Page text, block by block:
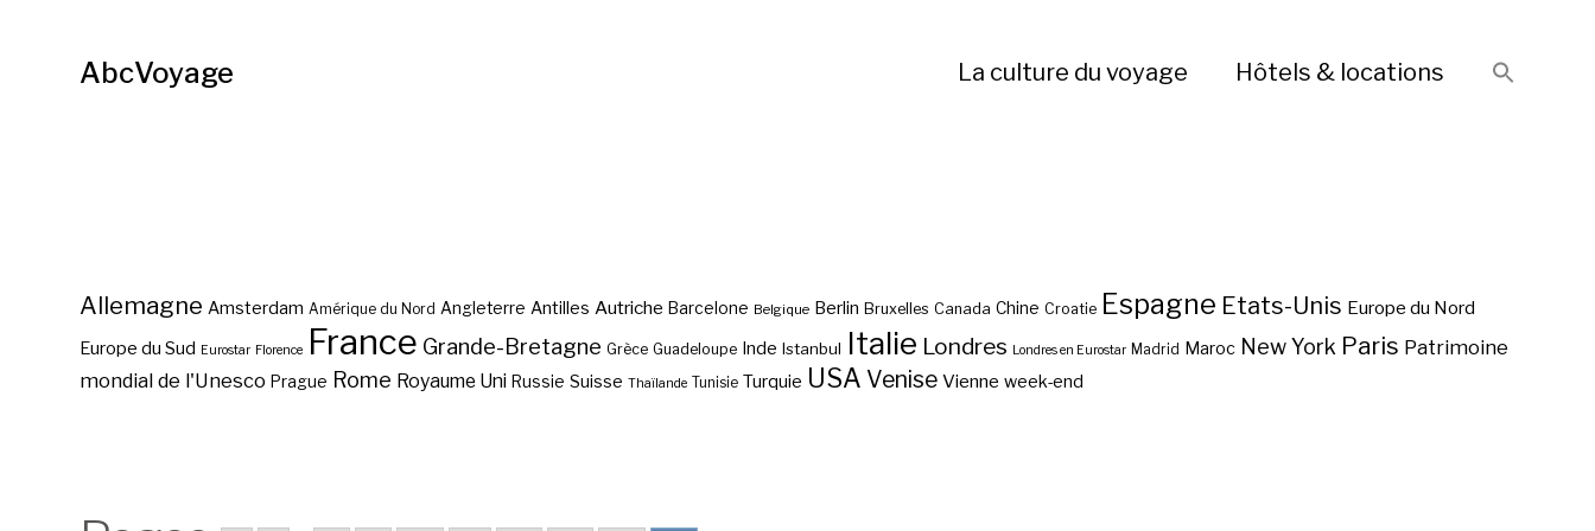
AbcVoyage La culture du voyage Hôtels & locations
Allemagne Amsterdam Amérique du Nord Angleterre Antilles Autriche Barcelone Belgique Berlin Bruxelles Canada Chine Croatie Espagne Etats-Unis Europe du Nord
Europe du Sud Eurostar Florence France Grande-Bretagne Grèce Guadeloupe Inde Istanbul Italie Londres Londres en Eurostar Madrid Maroc New York Paris Patrimoine
mondial de l'Unesco Prague Rome Royaume Uni Russie Suisse Thaïlande Tunisie Turquie USA Venise Vienne week-end